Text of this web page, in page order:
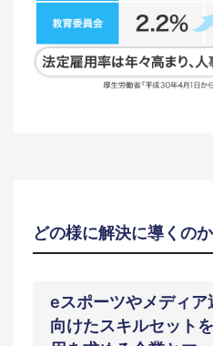
どの様に解決に導くのか
eスポーツやメディ
向けたスキルセット